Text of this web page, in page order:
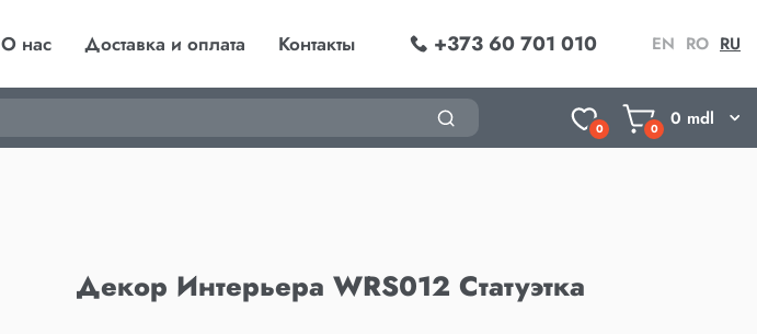
О нас Доставка и оплата Контакты +373 60 701 010 EN RO RU
0 0 0 mdl
Декор Интерьера WRS012 Статуэтка